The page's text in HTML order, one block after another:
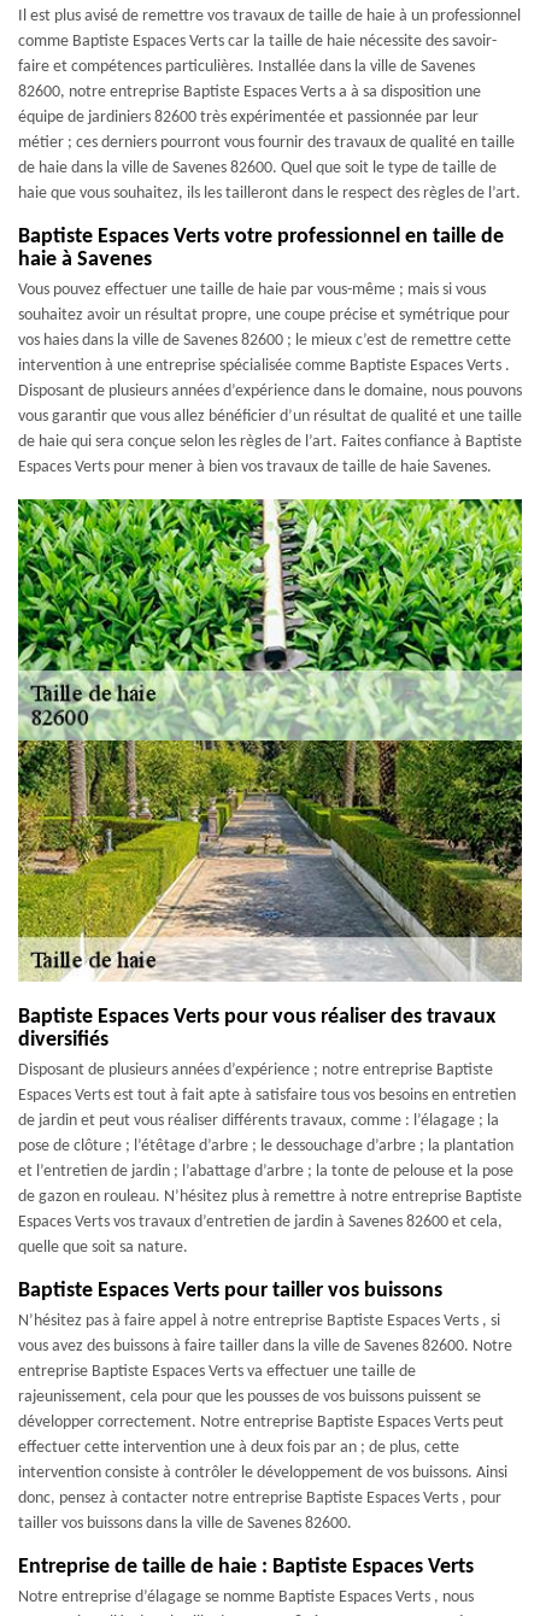
Il est plus avisé de remettre vos travaux de taille de haie à un professionnel
comme Baptiste Espaces Verts car la taille de haie nécessite des savoir-
faire et compétences particulières. Installée dans la ville de Savenes
82600, notre entreprise Baptiste Espaces Verts a à sa disposition une
équipe de jardiniers 82600 très expérimentée et passionnée par leur
métier ; ces derniers pourront vous fournir des travaux de qualité en taille
de haie dans la ville de Savenes 82600. Quel que soit le type de taille de
haie que vous souhaitez, ils les tailleront dans le respect des règles de l’art.
Baptiste Espaces Verts votre professionnel en taille de
haie à Savenes
Vous pouvez effectuer une taille de haie par vous-même ; mais si vous
souhaitez avoir un résultat propre, une coupe précise et symétrique pour
vos haies dans la ville de Savenes 82600 ; le mieux c’est de remettre cette
intervention à une entreprise spécialisée comme Baptiste Espaces Verts .
Disposant de plusieurs années d’expérience dans le domaine, nous pouvons
vous garantir que vous allez bénéficier d’un résultat de qualité et une taille
de haie qui sera conçue selon les règles de l’art. Faites confiance à Baptiste
Espaces Verts pour mener à bien vos travaux de taille de haie Savenes.
Baptiste Espaces Verts pour vous réaliser des travaux
diversifiés
Disposant de plusieurs années d’expérience ; notre entreprise Baptiste
Espaces Verts est tout à fait apte à satisfaire tous vos besoins en entretien
de jardin et peut vous réaliser différents travaux, comme : l’élagage ; la
pose de clôture ; l’étêtage d’arbre ; le dessouchage d’arbre ; la plantation
et l’entretien de jardin ; l’abattage d’arbre ; la tonte de pelouse et la pose
de gazon en rouleau. N’hésitez plus à remettre à notre entreprise Baptiste
Espaces Verts vos travaux d’entretien de jardin à Savenes 82600 et cela,
quelle que soit sa nature.
Baptiste Espaces Verts pour tailler vos buissons
N’hésitez pas à faire appel à notre entreprise Baptiste Espaces Verts , si
vous avez des buissons à faire tailler dans la ville de Savenes 82600. Notre
entreprise Baptiste Espaces Verts va effectuer une taille de
rajeunissement, cela pour que les pousses de vos buissons puissent se
développer correctement. Notre entreprise Baptiste Espaces Verts peut
effectuer cette intervention une à deux fois par an ; de plus, cette
intervention consiste à contrôler le développement de vos buissons. Ainsi
donc, pensez à contacter notre entreprise Baptiste Espaces Verts , pour
tailler vos buissons dans la ville de Savenes 82600.
Entreprise de taille de haie : Baptiste Espaces Verts
Notre entreprise d’élagage se nomme Baptiste Espaces Verts , nous